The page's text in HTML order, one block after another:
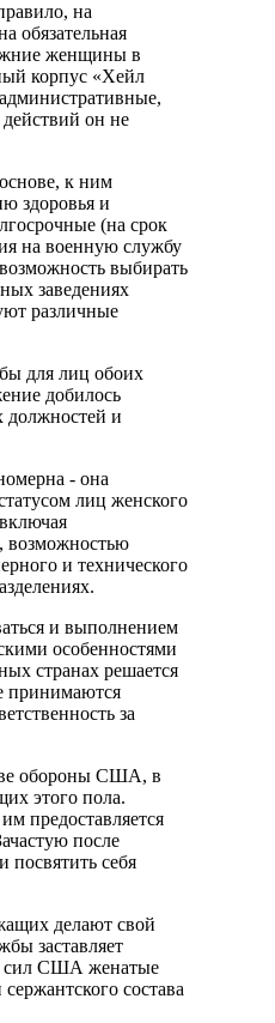
на
обязательная
женщины в
корпус «Хейл
он не
к ним
здоровья и
(на срок
на военную службу
выбирать
заведениях
различные
для лиц обоих
добилось
должностей и
- она
лиц женского
возможностью
и технического
и выполнением
особенностями
странах решается
принимаются
за
обороны США, в
этого пола.
предоставляется
после
себя
делают свой
заставляет
сил США женатые
состава